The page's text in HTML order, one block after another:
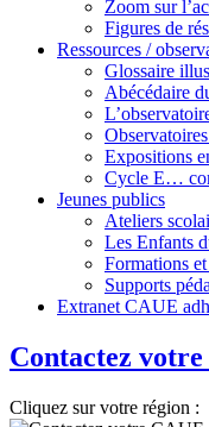
Zoom sur
Figures de
Ressources /
Glossaire
Abécédaire
Expositions
Cycle E…
Jeunes publics
Ateliers
Les Enfants
Formations et
Supports
Extranet CAUE
Contactez
Cliquez sur votre région :